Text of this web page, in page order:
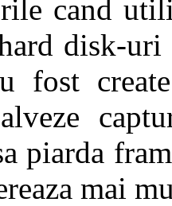
cand
disk-
fost
piarda
mai